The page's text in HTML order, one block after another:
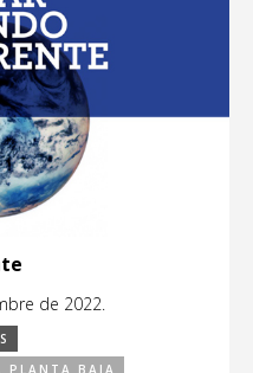
de 2022.
PLANTA BAJA